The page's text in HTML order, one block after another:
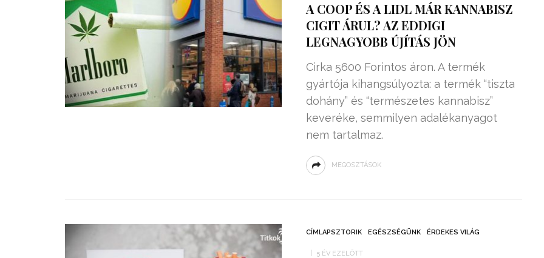
A COOP ÉS A LIDL MÁR KANNABISZ
CIGIT ÁRUL? AZ EDDIGI
LEGNAGYOBB ÚJÍTÁS JÖN
Cirka 5600 Forintos áron. A termék
gyártója kihangsúlyozta: a termék “tiszta
dohány” és “természetes kannabisz”
keveréke, semmilyen adalékanyagot
nem tartalmaz.
MEGOSZTÁSOK
CÍMLAPSZTORIK EGÉSZSÉGÜNK ÉRDEKES VILÁG
5 ÉV EZELŐTT